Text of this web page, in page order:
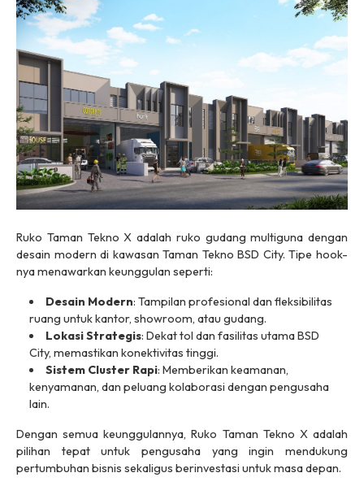
Ruko Taman Tekno X adalah ruko gudang multiguna dengan
desain modern di kawasan Taman Tekno BSD City. Tipe hook-
nya menawarkan keunggulan seperti:
Desain Modern: Tampilan profesional dan fleksibilitas
ruang untuk kantor, showroom, atau gudang.
Lokasi Strategis: Dekat tol dan fasilitas utama BSD
City, memastikan konektivitas tinggi.
Sistem Cluster Rapi: Memberikan keamanan,
kenyamanan, dan peluang kolaborasi dengan pengusaha
lain.
Dengan semua keunggulannya, Ruko Taman Tekno X adalah
pilihan tepat untuk pengusaha yang ingin mendukung
pertumbuhan bisnis sekaligus berinvestasi untuk masa depan.